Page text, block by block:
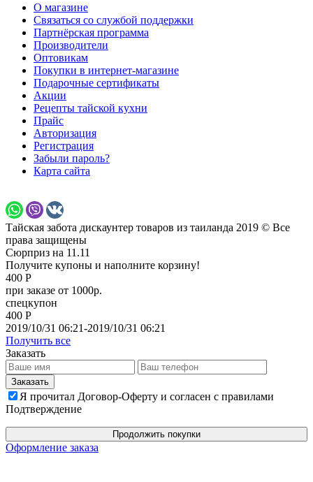
О магазине
Связаться со службой поддержки
Партнёрская программа
Производители
Оптовикам
Покупки в интернет-магазине
Подарочные сертификаты
Акции
Рецепты тайской кухни
Прайс
Авторизация
Регистрация
Забыли пароль?
Карта сайта
Тайская забота дискаунтер товаров из таиланда 2019 © Все
права защищены
Сюрприз на 11.11
Получите купоны и наполните корзину!
400 Р
при заказе от 1000р.
спецкупон
400 Р
2019/10/31 06:21-2019/10/31 06:21
Получить все
Заказать
Я прочитал Договор-Оферту и согласен с правилами
Подтверждение
Продолжить покупки
Оформление заказа